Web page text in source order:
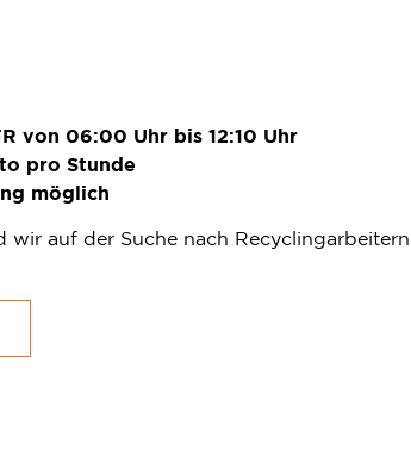
von 06:00 Uhr bis 12:10 Uhr
pro Stunde
möglich
wir auf der Suche nach